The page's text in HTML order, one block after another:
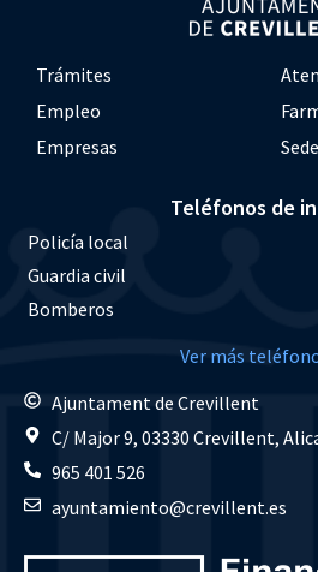
Trámites
Empleo
Empresas
Teléfonos de
Policía local
Guardia civil
Bomberos
Ver más
Ajuntament de Crevillent
C/ Major 9, 03330 Crevillent,
965 401 526
ayuntamiento@crevillent.es